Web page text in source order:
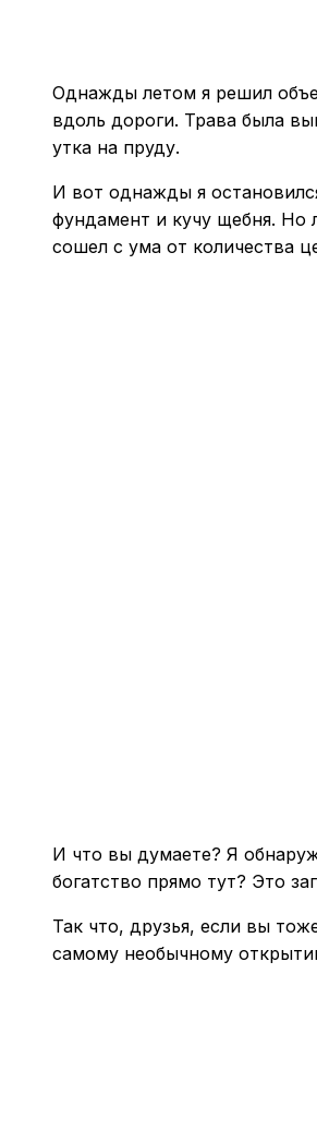
Однажды летом я решил
вдоль дороги. Трава была
утка на пруду.
И вот однажды я
фундамент и кучу щебня. Но
сошел с ума от количества
И что вы думаете? Я
богатство прямо тут? Это
Так что, друзья, если вы
самому необычному